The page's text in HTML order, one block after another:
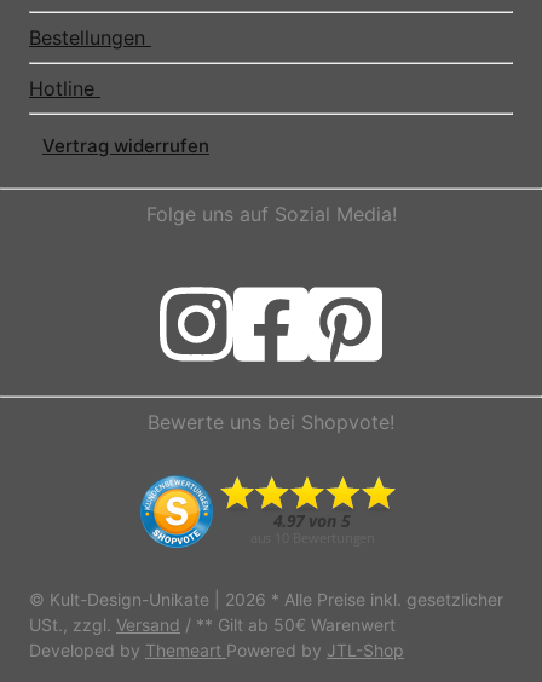
Bestellungen
Hotline
Vertrag widerrufen
Folge uns auf Sozial Media!
Bewerte uns bei Shopvote!
© Kult-Design-Unikate | 2026 * Alle Preise inkl. gesetzlicher
USt., zzgl. Versand / ** Gilt ab 50€ Warenwert
Developed by Themeart Powered by JTL-Shop